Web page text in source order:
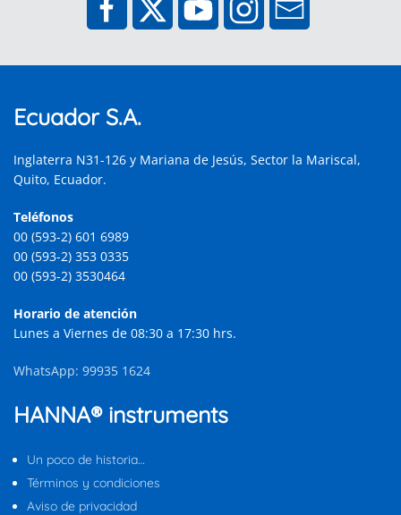
Ecuador S.A.
Inglaterra N31-126 y Mariana de Jesús, Sector la Mariscal,
Quito, Ecuador.
Teléfonos
00 (593-2) 601 6989
00 (593-2) 353 0335
00 (593-2) 3530464
Horario de atención
Lunes a Viernes de 08:30 a 17:30 hrs.
WhatsApp: 99935 1624
HANNA® instruments
Un poco de historia…
Términos y condiciones
Aviso de privacidad